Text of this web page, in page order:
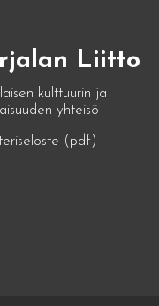
Liitto
kulttuurin ja
yhteisö
(pdf)